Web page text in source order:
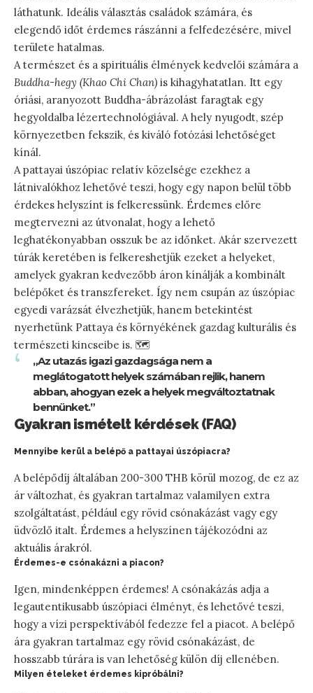
láthatunk. Ideális választás családok számára, és
elegendő időt érdemes rászánni a felfedezésére, mivel
területe hatalmas.
A természet és a spirituális élmények kedvelői számára a
Buddha-hegy (Khao Chi Chan) is kihagyhatatlan. Itt egy
óriási, aranyozott Buddha-ábrázolást faragtak egy
hegyoldalba lézertechnológiával. A hely nyugodt, szép
környezetben fekszik, és kiváló fotózási lehetőséget
kínál.
A pattayai úszópiac relatív közelsége ezekhez a
látnivalókhoz lehetővé teszi, hogy egy napon belül több
érdekes helyszínt is felkeressünk. Érdemes előre
megtervezni az útvonalat, hogy a lehető
leghatékonyabban osszuk be az időnket. Akár szervezett
túrák keretében is felkereshetjük ezeket a helyeket,
amelyek gyakran kedvezőbb áron kínálják a kombinált
belépőket és transzfereket. Így nem csupán az úszópiac
egyedi varázsát élvezhetjük, hanem betekintést
nyerhetünk Pattaya és környékének gazdag kulturális és
természeti kincseibe is. 🗺️
„Az utazás igazi gazdagsága nem a
meglátogatott helyek számában rejlik, hanem
abban, ahogyan ezek a helyek megváltoztatnak
bennünket.”
Gyakran ismételt kérdések (FAQ)
Mennyibe kerül a belépő a pattayai úszópiacra?
A belépődíj általában 200-300 THB körül mozog, de ez az
ár változhat, és gyakran tartalmaz valamilyen extra
szolgáltatást, például egy rövid csónakázást vagy egy
üdvözlő italt. Érdemes a helyszínen tájékozódni az
aktuális árakról.
Érdemes-e csónakázni a piacon?
Igen, mindenképpen érdemes! A csónakázás adja a
legautentikusabb úszópiaci élményt, és lehetővé teszi,
hogy a vízi perspektívából fedezze fel a piacot. A belépő
ára gyakran tartalmaz egy rövid csónakázást, de
hosszabb túrára is van lehetőség külön díj ellenében.
Milyen ételeket érdemes kipróbálni?